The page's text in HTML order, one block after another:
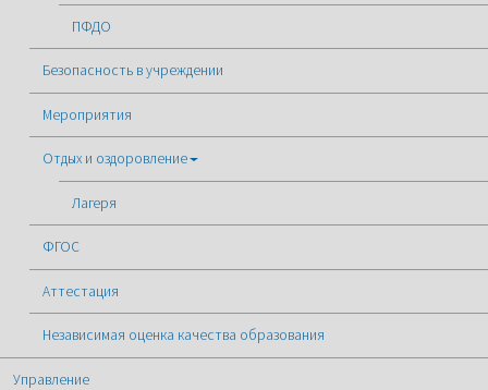
ПФДО
Безопасность в учреждении
Мероприятия
Отдых и оздоровление
Лагеря
ФГОС
Аттестация
Независимая оценка качества образования
Управление